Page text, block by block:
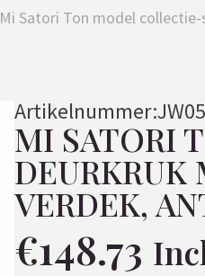
Mi Satori Ton model
Artikelnummer:
MI SATORI
DEURKRUK
VERDEK,
€148.73